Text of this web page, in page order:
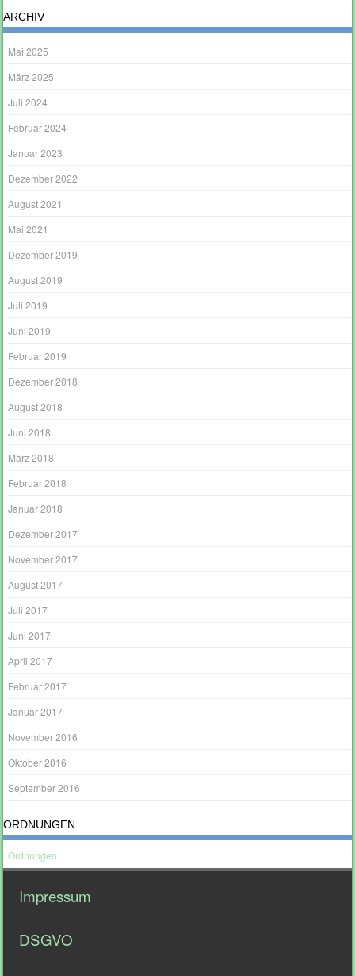
ARCHIV
Mai 2025
März 2025
Juli 2024
Februar 2024
Januar 2023
Dezember 2022
August 2021
Mai 2021
Dezember 2019
August 2019
Juli 2019
Juni 2019
Februar 2019
Dezember 2018
August 2018
Juni 2018
März 2018
Februar 2018
Januar 2018
Dezember 2017
November 2017
August 2017
Juli 2017
Juni 2017
April 2017
Februar 2017
Januar 2017
November 2016
Oktober 2016
September 2016
ORDNUNGEN
Ordnungen
Impressum
DSGVO